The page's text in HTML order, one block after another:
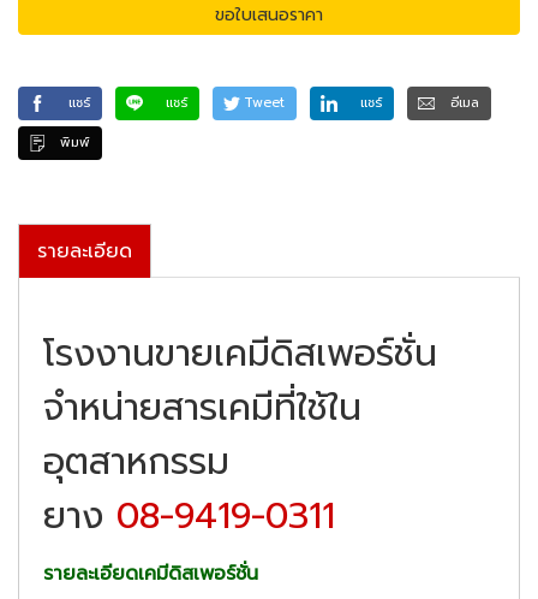
ขอใบเสนอราคา
แชร์ แชร์ Tweet แชร์
อีเมล
พิมพ์
รายละเอียด
โรงงานขายเคมีดิสเพอร์ชั่น
จำหน่ายสารเคมีที่ใช้ใน
อุตสาหกรรม
ยาง 08-9419-0311
รายละเอียดเคมีดิสเพอร์ชั่น